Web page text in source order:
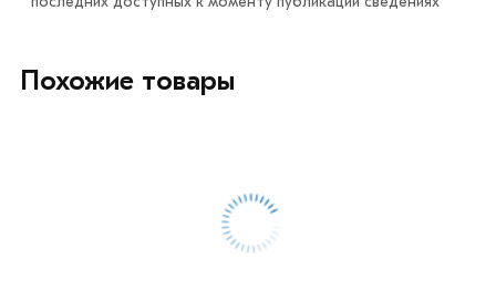
60x30x4 мм из категорииТруба прямоугольнаяв
Москве и области. Наши профессиональные
менеджеры обработают заказ и свяжутся с Вами для
соответствует всем стандартам качества. Возврат
купленного товарa в течение 7 дней (наличие чека
Похожие товары